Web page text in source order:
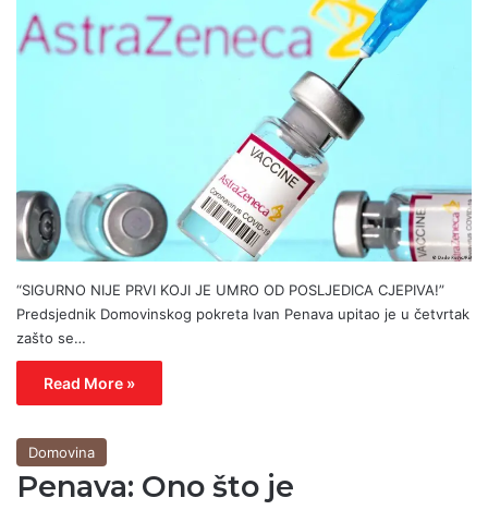
“SIGURNO NIJE PRVI KOJI JE UMRO OD POSLJEDICA CJEPIVA!”
Predsjednik Domovinskog pokreta Ivan Penava upitao je u četvrtak
zašto se…
Read More »
Domovina
Penava: Ono što je